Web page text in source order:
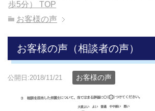
歩5分）
TOP
お客様の声
お客様の声（相談者の声）
公開日:2018/11/21 お客様の声